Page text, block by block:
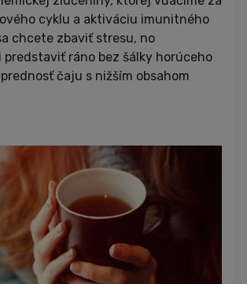
cyklu a aktiváciu imunitného
chcete zbaviť stresu, no
predstaviť ráno bez šálky horúceho
čaju s nižším obsahom